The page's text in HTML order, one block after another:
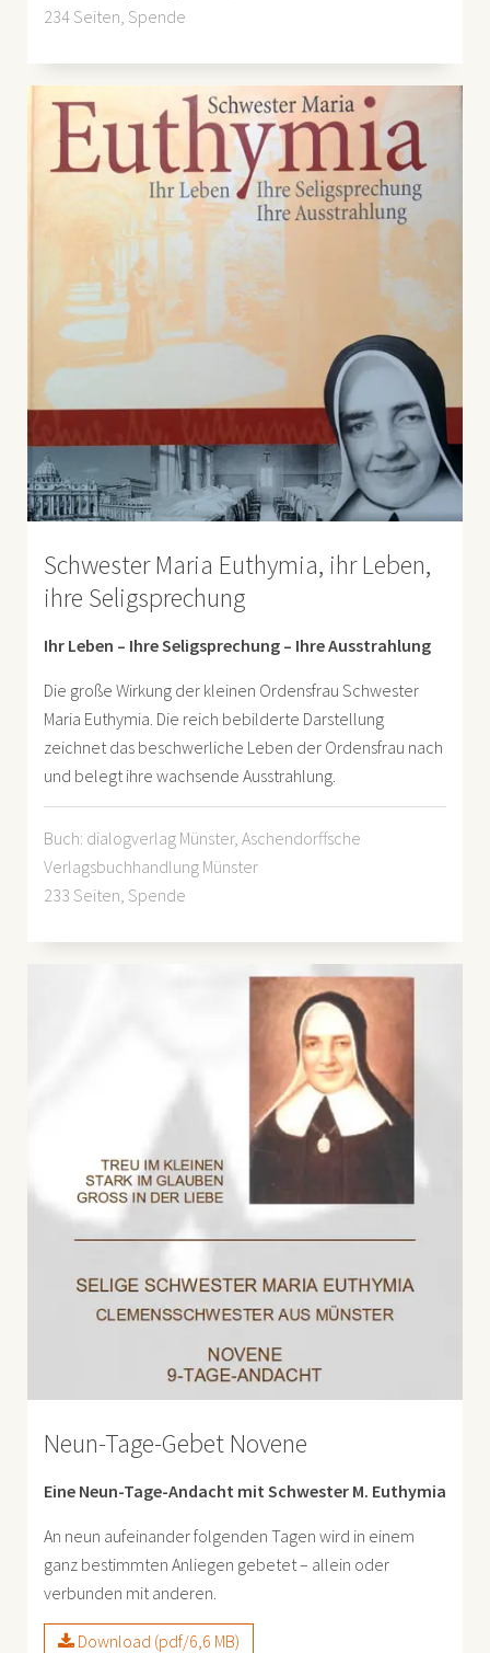
234 Seiten, Spende
Schwester Maria Euthymia, ihr Leben,
ihre Seligsprechung
Ihr Leben – Ihre Seligsprechung – Ihre Ausstrahlung
Die große Wirkung der kleinen Ordensfrau Schwester
Maria Euthymia. Die reich bebilderte Darstellung
zeichnet das beschwerliche Leben der Ordensfrau nach
und belegt ihre wachsende Ausstrahlung.
Buch: dialogverlag Münster, Aschendorffsche
Verlagsbuchhandlung Münster
233 Seiten, Spende
Neun-Tage-Gebet Novene
Eine Neun-Tage-Andacht mit Schwester M. Euthymia
An neun aufeinander folgenden Tagen wird in einem
ganz bestimmten Anliegen gebetet – allein oder
verbunden mit anderen.
Download (pdf/6,6 MB)